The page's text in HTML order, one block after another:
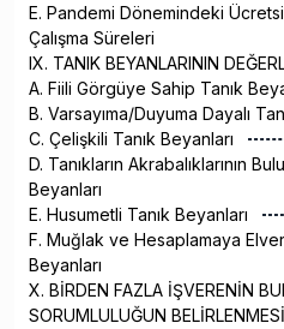
E. Pandemi Dönemindeki
Çalışma Süreleri
IX. TANIK BEYANLARININ
A. Fiili Görgüye Sahip Tanık
B. Varsayıma/Duyuma Dayalı
C. Çelişkili Tanık Beyanları
D. Tanıkların Akrabalıklarının
Beyanları
E. Husumetli Tanık Beyanları
F. Muğlak ve Hesaplamaya
Beyanları
X. BİRDEN FAZLA İŞVERENİN
SORUMLULUĞUN BELİRLENMESİ